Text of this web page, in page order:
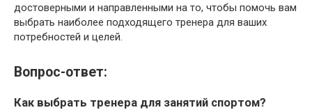
достоверными и направленными на то, чтобы помочь вам
выбрать наиболее подходящего тренера для ваших
потребностей и целей.
Вопрос-ответ:
Как выбрать тренера для занятий спортом?